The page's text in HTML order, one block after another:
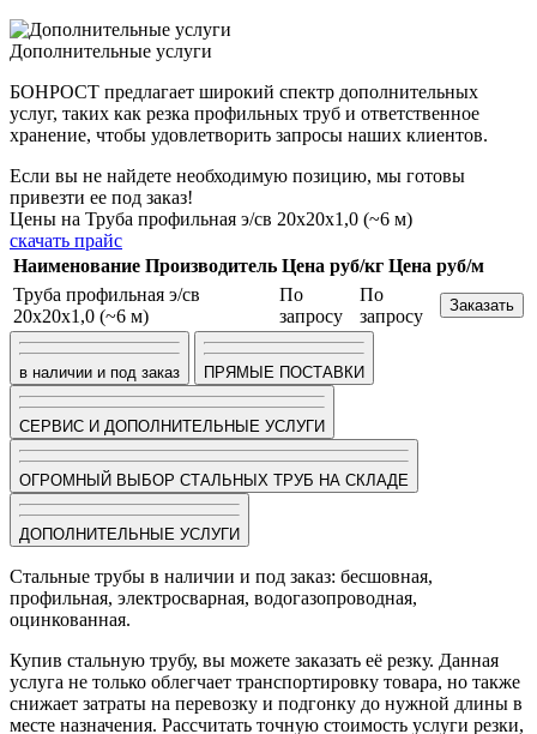
Дополнительные услуги
БОНРОСТ предлагает широкий спектр дополнительных
услуг, таких как резка профильных труб и ответственное
хранение, чтобы удовлетворить запросы наших клиентов.
Если вы не найдете необходимую позицию, мы готовы
привезти ее под заказ!
Цены на Труба профильная э/св 20х20х1,0 (~6 м)
скачать прайс
Наименование Производитель Цена руб/кг Цена руб/м
Труба профильная э/св
20х20х1,0 (~6 м)
По
запросу
По
запросу
Заказать
в наличии и под заказ ПРЯМЫЕ ПОСТАВКИ
СЕРВИС И ДОПОЛНИТЕЛЬНЫЕ УСЛУГИ
ОГРОМНЫЙ ВЫБОР СТАЛЬНЫХ ТРУБ НА СКЛАДЕ
ДОПОЛНИТЕЛЬНЫЕ УСЛУГИ
Стальные трубы в наличии и под заказ: бесшовная,
профильная, электросварная, водогазопроводная,
оцинкованная.
Купив стальную трубу, вы можете заказать её резку. Данная
услуга не только облегчает транспортировку товара, но также
снижает затраты на перевозку и подгонку до нужной длины в
месте назначения. Рассчитать точную стоимость услуги резки,